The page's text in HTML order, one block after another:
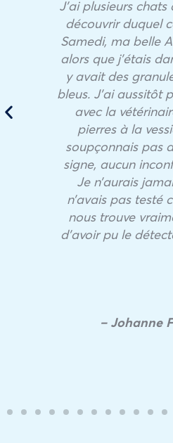
J’ai plusieurs
découvrir duquel
Samedi, ma belle
alors que j’étais
y avait des
bleus. J’ai aussitôt
avec la
pierres à la
soupçonnais pas
signe, aucun
Je n’aurais
n’avais pas testé
nous trouve
d’avoir pu le
– Johanne